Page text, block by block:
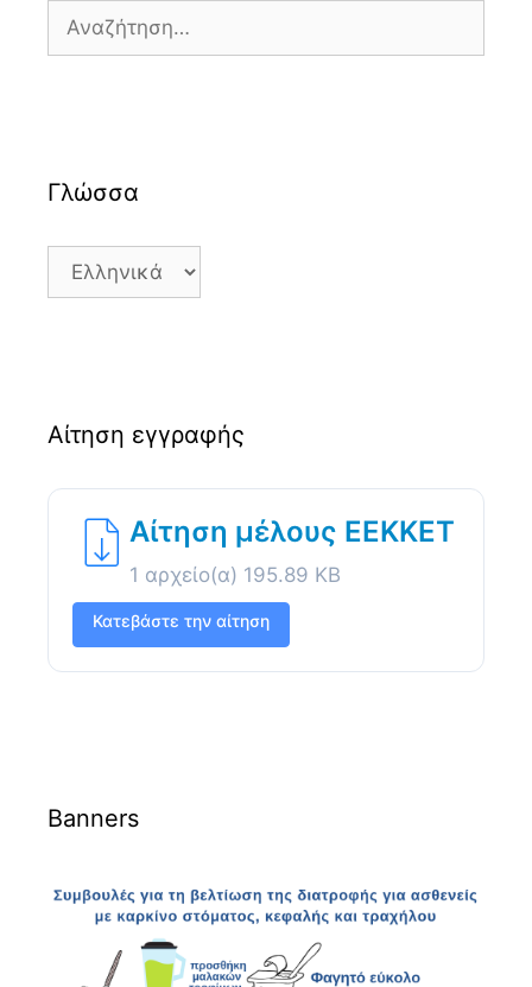
Αναζήτηση
Γλώσσα
Γλώσσα
Αίτηση εγγραφής
Αίτηση μέλους ΕΕΚΚΕΤ
1 αρχείο(α) 195.89 KB
Κατεβάστε την αίτηση
Banners